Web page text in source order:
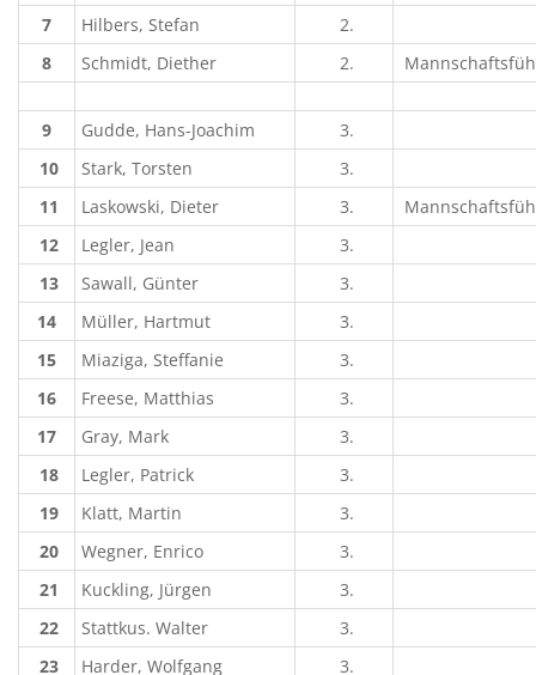
7
Hilbers, Stefan
2.
8
Schmidt, Diether 2.
9 Gudde, Hans-Joachim
3.
10
Stark, Torsten
3.
11
Laskowski, Dieter 3.
12
Legler, Jean
3.
13
Sawall, Günter
3.
14
Müller, Hartmut
3.
15
Miaziga, Steffanie
3.
16
Freese, Matthias
3.
17
Gray, Mark
3.
18
Legler, Patrick
3.
19
Klatt, Martin
3.
20
Wegner, Enrico
3.
21
Kuckling, Jürgen
3.
22
Stattkus. Walter
3.
23
Harder, Wolfgang 3.